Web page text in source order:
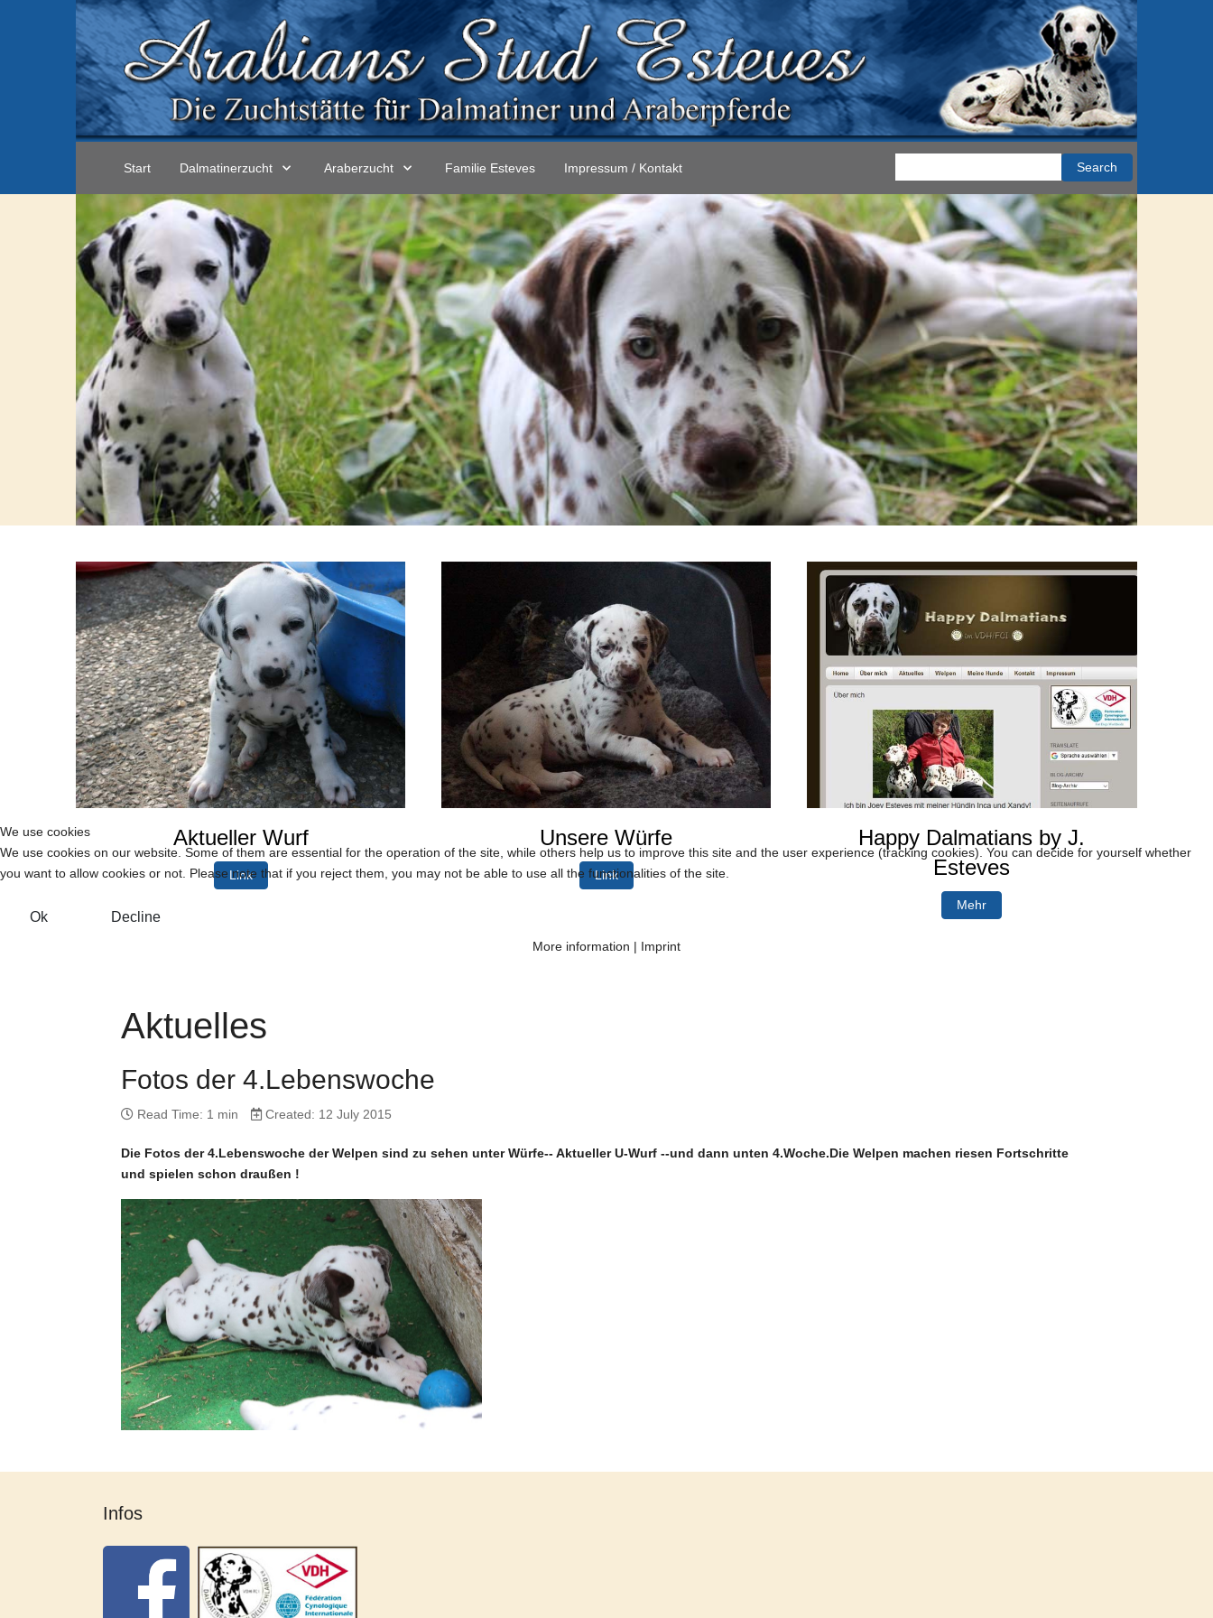
Start Dalmatinerzucht Araberzucht Familie Esteves Impressum / Kontakt Search
Aktueller Wurf
Link
Unsere Würfe
Link
Happy Dalmatians by J.
Esteves
Mehr
Aktuelles
Fotos der 4.Lebenswoche
Read Time: 1 min Created: 12 July 2015
Die Fotos der 4.Lebenswoche der Welpen sind zu sehen unter Würfe-- Aktueller U-Wurf --und dann unten 4.Woche.Die Welpen machen riesen Fortschritte
und spielen schon draußen !
Infos
We use cookies
We use cookies on our website. Some of them are essential for the operation of the site, while others help us to improve this site and the user experience (tracking cookies). You can decide for yourself whether
you want to allow cookies or not. Please note that if you reject them, you may not be able to use all the functionalities of the site.
Ok Decline
More information | Imprint